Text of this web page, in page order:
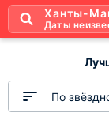
Ханты-
Даты
По